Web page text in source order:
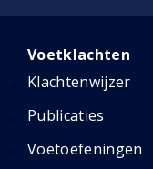
Voetklachten
Klachtenwijzer
Publicaties
Voetoefeningen